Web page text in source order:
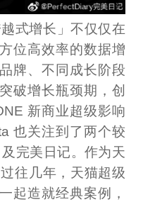
式增长」不仅仅在
位高效率的数据增
牌、不同成长阶段
破增长瓶颈期，创
新商业超级影响
也关注到了两个较
完美日记。作为天
往几年，天猫超级
起造就经典案例，